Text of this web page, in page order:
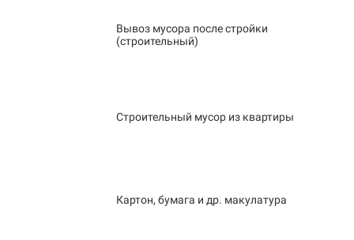
Вывоз мусора после стройки
(строительный)
Строительный мусор из квартиры
Картон, бумага и др. макулатура